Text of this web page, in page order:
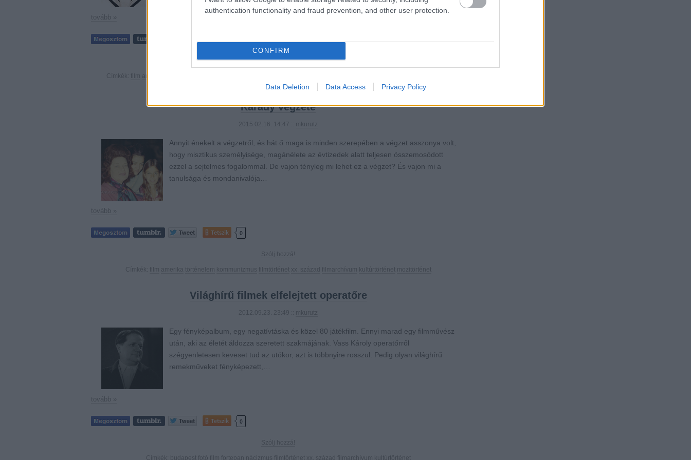
authentication functionality and fraud prevention, and other user protection.
CONFIRM
Data Deletion Data Access Privacy Policy
tovább »
1komment
Címkék: film amerika
Karády végzete
2015.02.16. 14:47 :: mkurutz
Annyit énekelt a végzetről, és hát ő maga is minden szerepében a végzet asszonya volt,
hogy misztikus személyisége, magánélete az évtizedek alatt teljesen összemosódott
ezzel a sejtelmes fogalommal. De vajon tényleg mi lehet ez a végzet? És vajon mi a
tanulsága és mondanivalója…
tovább »
Tetszik 0
Szólj hozzá!
Címkék: film amerika történelem kommunizmus filmtörténet xx. század filmarchívum kultúrtörténet mozitörténet
Világhírű filmek elfelejtett operatőre
2012.09.23. 23:49 :: mkurutz
Egy fényképalbum, egy negatívtáska és közel 80 játékfilm. Ennyi marad egy filmművész
után, aki az életét áldozza szeretett szakmájának. Vass Károly operatőrről
szégyenletesen keveset tud az utókor, azt is többnyire rosszul. Pedig olyan világhírű
remekműveket fényképezett,…
tovább »
Tetszik 0
Szólj hozzá!
Címkék: budapest fotó film fortepan nácizmus filmtörténet xx. század filmarchívum kultúrtörténet